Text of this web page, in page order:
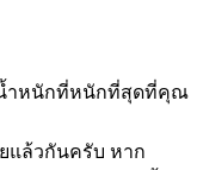
ำหนักที่หนักที่สุดที่คุณ
แล้วกันครับ หาก